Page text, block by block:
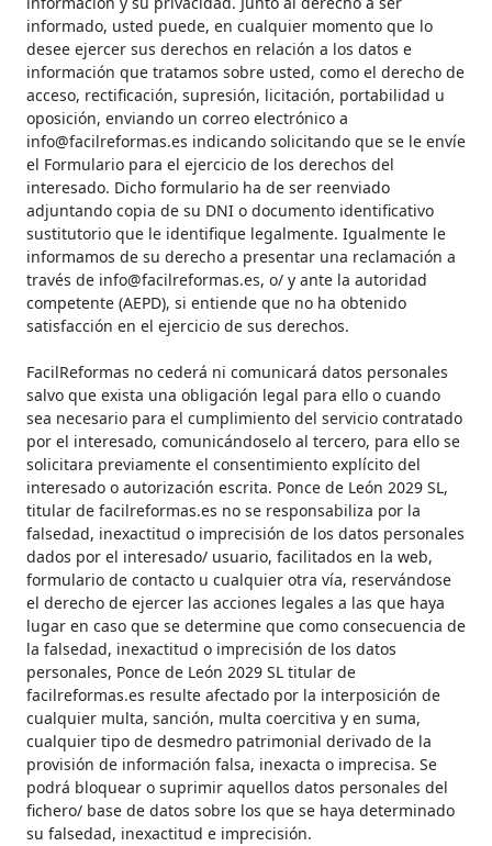
informado, usted puede, en cualquier momento que lo
desee ejercer sus derechos en relación a los datos e
información que tratamos sobre usted, como el derecho de
acceso, rectificación, supresión, licitación, portabilidad u
oposición, enviando un correo electrónico a
info@facilreformas.es indicando solicitando que se le envíe
el Formulario para el ejercicio de los derechos del
interesado. Dicho formulario ha de ser reenviado
adjuntando copia de su DNI o documento identificativo
sustitutorio que le identifique legalmente. Igualmente le
informamos de su derecho a presentar una reclamación a
través de info@facilreformas.es, o/ y ante la autoridad
competente (AEPD), si entiende que no ha obtenido
satisfacción en el ejercicio de sus derechos.
FacilReformas no cederá ni comunicará datos personales
salvo que exista una obligación legal para ello o cuando
sea necesario para el cumplimiento del servicio contratado
por el interesado, comunicándoselo al tercero, para ello se
solicitara previamente el consentimiento explícito del
interesado o autorización escrita. Ponce de León 2029 SL,
titular de facilreformas.es no se responsabiliza por la
falsedad, inexactitud o imprecisión de los datos personales
dados por el interesado/ usuario, facilitados en la web,
formulario de contacto u cualquier otra vía, reservándose
el derecho de ejercer las acciones legales a las que haya
lugar en caso que se determine que como consecuencia de
la falsedad, inexactitud o imprecisión de los datos
personales, Ponce de León 2029 SL titular de
facilreformas.es resulte afectado por la interposición de
cualquier multa, sanción, multa coercitiva y en suma,
cualquier tipo de desmedro patrimonial derivado de la
provisión de información falsa, inexacta o imprecisa. Se
podrá bloquear o suprimir aquellos datos personales del
fichero/ base de datos sobre los que se haya determinado
su falsedad, inexactitud e imprecisión.